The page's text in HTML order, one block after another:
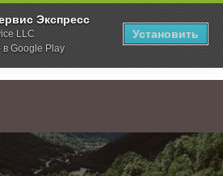
Экспресс
LLC
в Google Play
Установить
Новости Oborot.ru: Снижение спроса,